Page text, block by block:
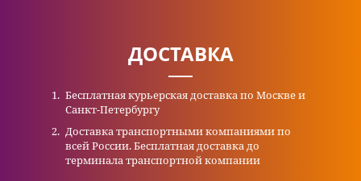
ДОСТАВКА
Бесплатная курьерская доставка по Москве и
Санкт-Петербургу
Доставка транспортными компаниями по
всей России. Бесплатная доставка до
терминала транспортной компании